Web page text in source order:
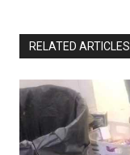
RELATED ARTICLES